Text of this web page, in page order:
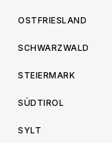
OSTFRIESLAND
SCHWARZWALD
STEIERMARK
SÜDTIROL
SYLT